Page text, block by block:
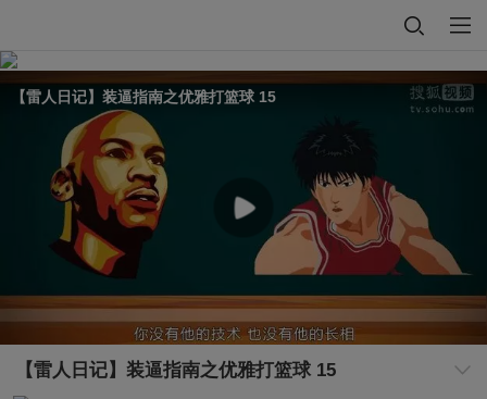
【雷人日记】装逼指南之优雅打篮球 15
【雷人日记】装逼指南之优雅打篮球 15